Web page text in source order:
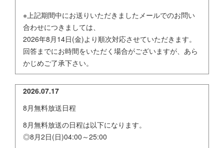
※上記期間中にお送りいただきましたメールでのお問い
合わせにつきましては、
2026年8月14日(金)より順次対応させていただきます。
回答までにお時間をいただく場合がございますが、あら
かじめご了承下さい。
2026.07.17
8月無料放送日程
8月無料放送の日程は以下になります。
◎8月2日(日)04:00～25:00